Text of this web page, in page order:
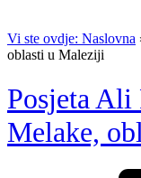
Vi ste ovdje: Naslovna
oblasti u Maleziji
Posjeta Ali
Melake,